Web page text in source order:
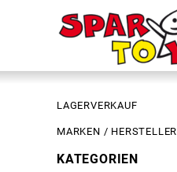
LAGERVERKAUF
MARKEN / HERSTELLER
KATEGORIEN